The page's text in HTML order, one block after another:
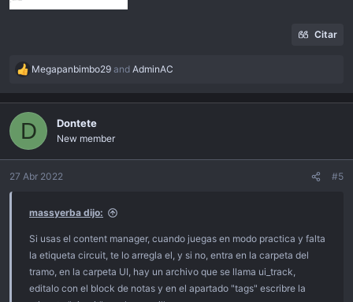
Citar
R
a
c
i
o
n
Megapanbimbo29 and AdminAC
D Dontete
New member
27 Abr 2022 #5
massyerba dijo:
Si usas el content manager, cuando juegas en modo practica y falta
la etiqueta circuit, te lo arregla el, y si no, entra en la carpeta del
tramo, en la carpeta UI, hay un archivo que se llama ui_track,
editalo con el block de notas y en el apartado "tags" escribre la